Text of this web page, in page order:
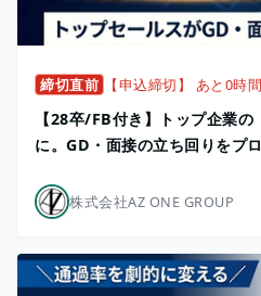
締切直前 【申込締切】 あと0時間
【28卒/FB付き】トップ企業
に。GD・面接の立ち回りをプ
株式会社AZ ONE GROUP